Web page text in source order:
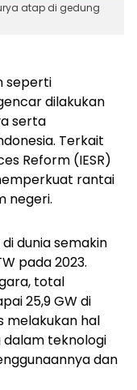
atap di gedung
seperti
dilakukan
serta
Terkait
Reform (IESR)
rantai
negeri.
dunia semakin
pada 2023.
total
25,9 GW di
melakukan hal
dalam teknologi
dan